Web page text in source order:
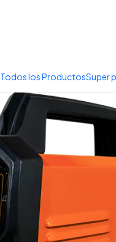
Todos los ProductosSuper